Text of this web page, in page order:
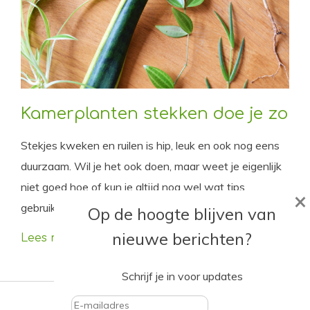
Kamerplanten stekken doe je zo
Stekjes kweken en ruilen is hip, leuk en ook nog eens
duurzaam. Wil je het ook doen, maar weet je eigenlijk
niet goed hoe of kun je altijd nog wel wat tips
gebruiken? Ik help je op weg!
Lees meer
Op de hoogte blijven van
nieuwe berichten?
Schrijf je in voor updates
×